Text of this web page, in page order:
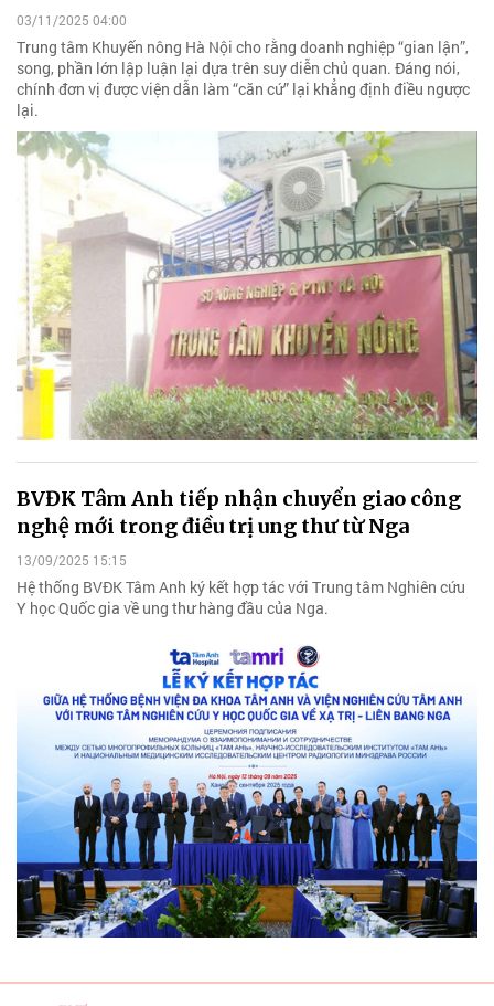
03/11/2025 04:00
Trung tâm Khuyến nông Hà Nội cho rằng doanh nghiệp “gian lận”,
song, phần lớn lập luận lại dựa trên suy diễn chủ quan. Đáng nói,
chính đơn vị được viện dẫn làm “căn cứ” lại khẳng định điều ngược
lại.
BVĐK Tâm Anh tiếp nhận chuyển giao công
nghệ mới trong điều trị ung thư từ Nga
13/09/2025 15:15
Hệ thống BVĐK Tâm Anh ký kết hợp tác với Trung tâm Nghiên cứu
Y học Quốc gia về ung thư hàng đầu của Nga.